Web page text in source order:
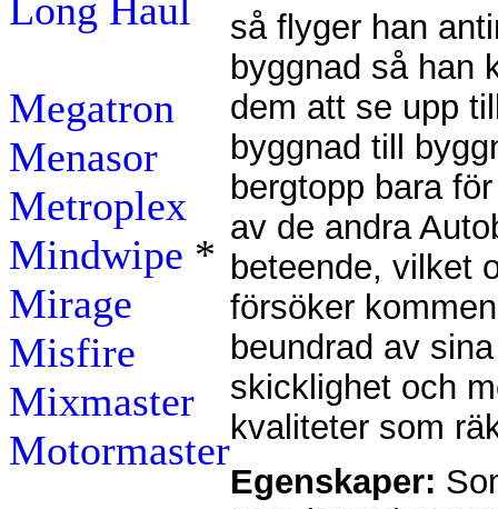
Long Haul
Megatron
Menasor
Metroplex
Mindwipe *
Mirage
Misfire
Mixmaster
Motormaster
så flyger han
byggnad så han
dem att se upp
byggnad till
bergtopp bara
av de andra
beteende, vilket
försöker
beundrad av
skicklighet och
kvaliteter som
Egenskaper: